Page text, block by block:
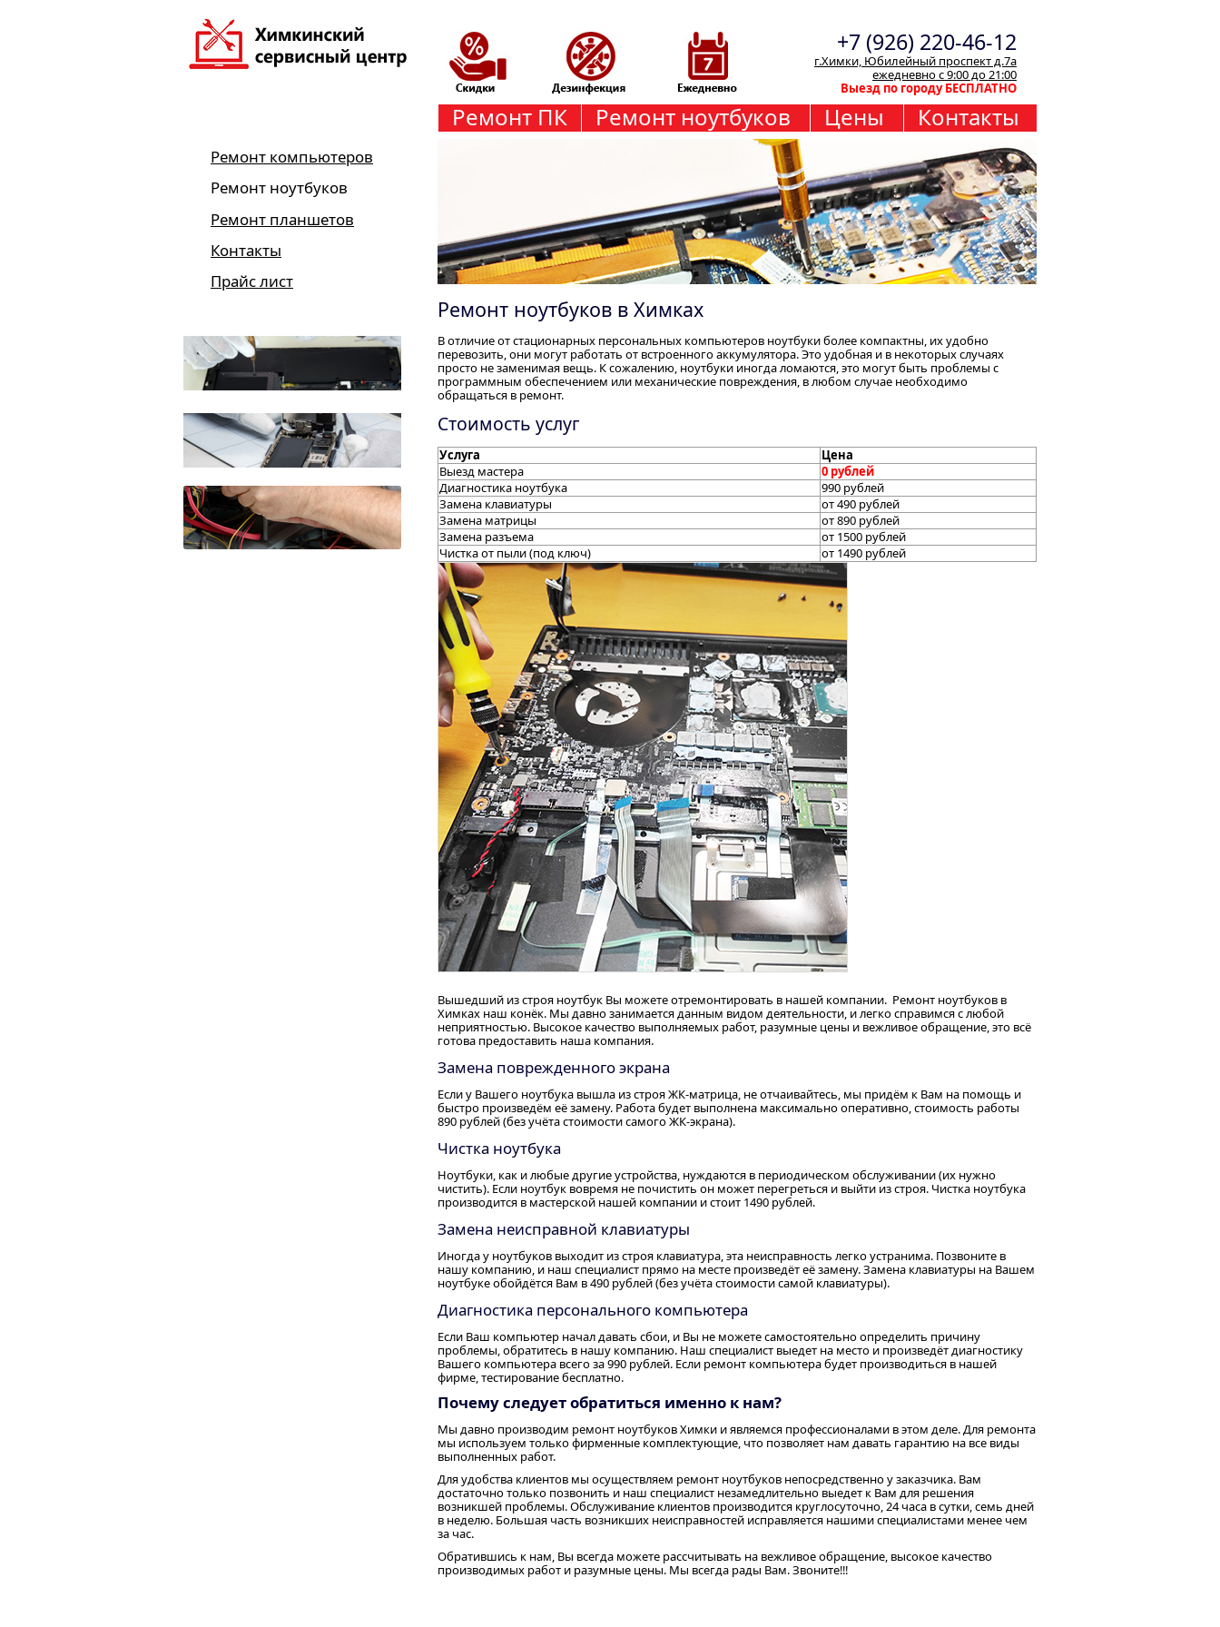
+7 (926) 220-46-12
г.Химки, Юбилейный проспект д.7а
ежедневно с 9:00 до 21:00
Выезд по городу БЕСПЛАТНО
Ремонт ПК Ремонт ноутбуков Цены Контакты
Ремонт ноутбуков в Химках
В отличие от стационарных персональных компьютеров ноутбуки более компактны, их удобно
перевозить, они могут работать от встроенного аккумулятора. Это удобная и в некоторых случаях
просто не заменимая вещь. К сожалению, ноутбуки иногда ломаются, это могут быть проблемы с
программным обеспечением или механические повреждения, в любом случае необходимо
обращаться в ремонт.
Стоимость услуг
Услуга
Цена
Выезд мастера
0 рублей
Диагностика ноутбука
990 рублей
Замена клавиатуры
от 490 рублей
Замена матрицы
от 890 рублей
Замена разъема
от 1500 рублей
Чистка от пыли (под ключ)
от 1490 рублей
Вышедший из строя ноутбук Вы можете отремонтировать в нашей компании. Ремонт ноутбуков в
Химках наш конёк. Мы давно занимается данным видом деятельности, и легко справимся с любой
неприятностью. Высокое качество выполняемых работ, разумные цены и вежливое обращение, это всё
готова предоставить наша компания.
Замена поврежденного экрана
Если у Вашего ноутбука вышла из строя ЖК-матрица, не отчаивайтесь, мы придём к Вам на помощь и
быстро произведём её замену. Работа будет выполнена максимально оперативно, стоимость работы
890 рублей (без учёта стоимости самого ЖК-экрана).
Чистка ноутбука
Ноутбуки, как и любые другие устройства, нуждаются в периодическом обслуживании (их нужно
чистить). Если ноутбук вовремя не почистить он может перегреться и выйти из строя. Чистка ноутбука
производится в мастерской нашей компании и стоит 1490 рублей.
Замена неисправной клавиатуры
Иногда у ноутбуков выходит из строя клавиатура, эта неисправность легко устранима. Позвоните в
нашу компанию, и наш специалист прямо на месте произведёт её замену. Замена клавиатуры на Вашем
ноутбуке обойдётся Вам в 490 рублей (без учёта стоимости самой клавиатуры).
Диагностика персонального компьютера
Если Ваш компьютер начал давать сбои, и Вы не можете самостоятельно определить причину
проблемы, обратитесь в нашу компанию. Наш специалист выедет на место и произведёт диагностику
Вашего компьютера всего за 990 рублей. Если ремонт компьютера будет производиться в нашей
фирме, тестирование бесплатно.
Почему следует обратиться именно к нам?
Мы давно производим ремонт ноутбуков Химки и являемся профессионалами в этом деле. Для ремонта
мы используем только фирменные комплектующие, что позволяет нам давать гарантию на все виды
выполненных работ.
Для удобства клиентов мы осуществляем ремонт ноутбуков непосредственно у заказчика. Вам
достаточно только позвонить и наш специалист незамедлительно выедет к Вам для решения
возникшей проблемы. Обслуживание клиентов производится круглосуточно, 24 часа в сутки, семь дней
в неделю. Большая часть возникших неисправностей исправляется нашими специалистами менее чем
за час.
Обратившись к нам, Вы всегда можете рассчитывать на вежливое обращение, высокое качество
производимых работ и разумные цены. Мы всегда рады Вам. Звоните!!!
Ремонт компьютеров
Ремонт ноутбуков
Ремонт планшетов
Контакты
Прайс лист